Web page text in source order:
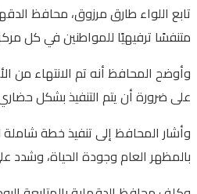
تابع اللواء طارق مرزوق، محافظ
متنفسًا ترفيهيًا للمواطنين في كل
وأوضح المحافظ أنه تم الانتهاء من
على ضرورة أن يتم التنفيذ بشكل
وأشار المحافظ إلى تنفيذ خطة
بالمظهر العام وجودة الحياة، وشدد